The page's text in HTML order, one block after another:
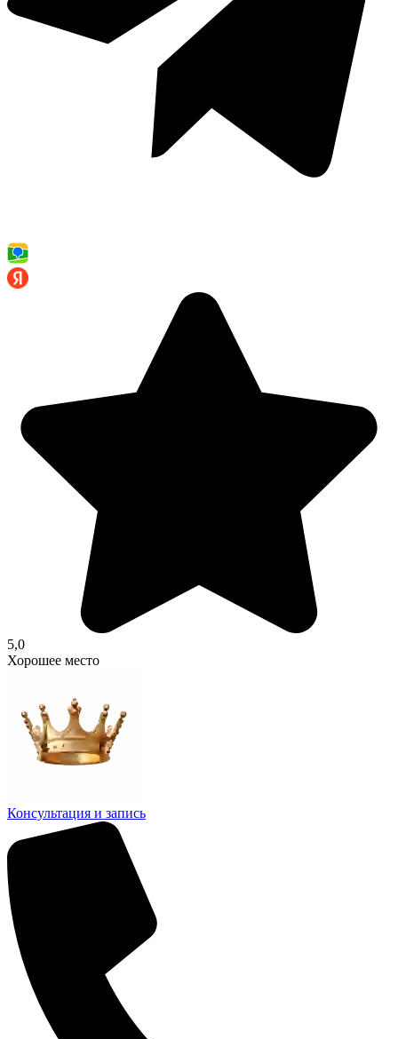
5,0
Хорошее место
Консультация и запись